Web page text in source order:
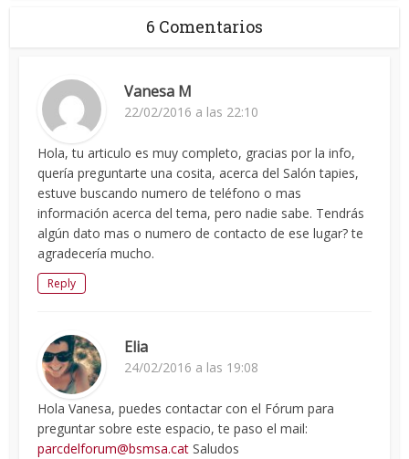
6 Comentarios
Vanesa M
22/02/2016 a las 22:10
Hola, tu articulo es muy completo, gracias por la info,
quería preguntarte una cosita, acerca del Salón tapies,
estuve buscando numero de teléfono o mas
información acerca del tema, pero nadie sabe. Tendrás
algún dato mas o numero de contacto de ese lugar? te
agradecería mucho.
Reply
Elia
24/02/2016 a las 19:08
Hola Vanesa, puedes contactar con el Fórum para
preguntar sobre este espacio, te paso el mail:
parcdelforum@bsmsa.cat Saludos